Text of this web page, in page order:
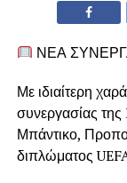
ΝΕΑ
Με ιδιαίτερη
συνεργασίας
Μπάντικο,
διπλώματος